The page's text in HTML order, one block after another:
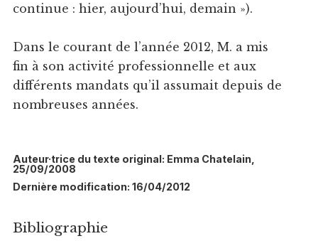
continue : hier, aujourd’hui, demain »).
Dans le courant de l’année 2012, M. a mis
fin à son activité professionnelle et aux
différents mandats qu’il assumait depuis de
nombreuses années.
Auteur·trice du texte original: Emma Chatelain,
25/09/2008
Dernière modification: 16/04/2012
Bibliographie